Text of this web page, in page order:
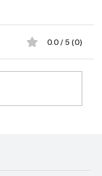
0.0 / 5 (0)